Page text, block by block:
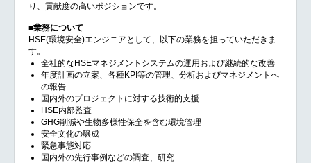
り、貢献度の高いポジションです。
■業務について
HSE(環境安全)エンジニアとして、以下の業務を担っていただきま
す。
全社的なHSEマネジメントシステムの運用および継続的な改善
年度計画の立案、各種KPI等の管理、分析およびマネジメントへ
の報告
国内外のプロジェクトに対する技術的支援
HSE内部監査
GHG削減や生物多様性保全を含む環境管理
安全文化の醸成
緊急事態対応
国内外の先行事例などの調査、研究